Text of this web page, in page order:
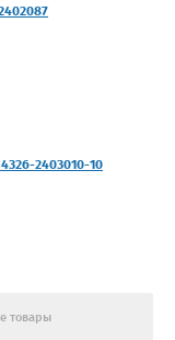
2403010-10
товары